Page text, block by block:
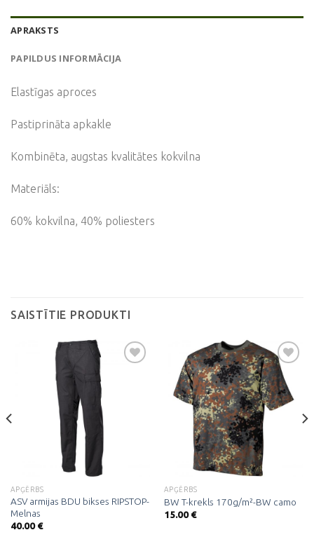
APRAKSTS
PAPILDUS INFORMĀCIJA
Elastīgas aproces
Pastiprināta apkakle
Kombinēta, augstas kvalitātes kokvilna
Materiāls:
60% kokvilna, 40% poliesters
SAISTĪTIE PRODUKTI
APĢĒRBS
ASV armijas BDU bikses RIPSTOP-
Melnas
40.00€
Pievienot
vēlmju
sarakstam
APĢĒRBS
BW T-krekls 170g/m²-BW camo
15.00€